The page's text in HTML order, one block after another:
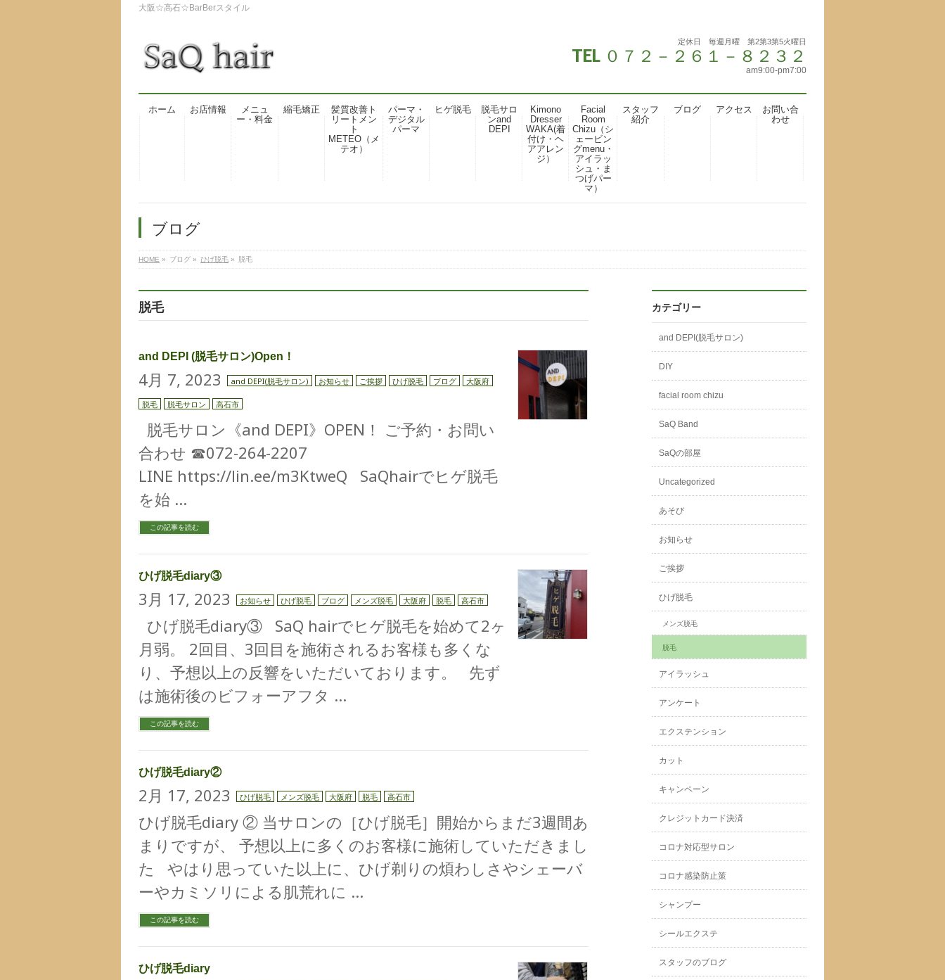
大阪☆高石☆BarBerスタイル
定休日 毎週月曜 第2第3第5火曜日
TEL ０７２－２６１－８２３２
am9:00-pm7:00
ホーム お店情報
メニュ
ー・料金
縮毛矯正
髪質改善ト
リートメン
ト
METEO（メ
テオ）
パーマ・
デジタル
パーマ
ヒゲ脱毛
脱毛サロ
ンand
DEPI
Kimono
Dresser
WAKA(着
付け・ヘ
アアレン
ジ）
Facial
Room
Chizu（シ
ェービン
グmenu・
アイラッ
シュ・ま
つげパー
マ）
スタッフ
紹介
ブログ アクセス
お問い合
わせ
ブログ
HOME » ブログ » ひげ脱毛 » 脱毛
脱毛
and DEPI (脱毛サロン)Open！
4月 7, 2023 and DEPI(脱毛サロン) お知らせ ご挨拶 ひげ脱毛 ブログ 大阪府
脱毛 脱毛サロン 高石市
脱毛サロン《and DEPI》OPEN！ ご予約・お問い
合わせ ☎︎072-264-2207
LINE https://lin.ee/m3KtweQ SaQhairでヒゲ脱毛
を始 …
この記事を読む
ひげ脱毛diary③
3月 17, 2023 お知らせ ひげ脱毛 ブログ メンズ脱毛 大阪府 脱毛 高石市
ひげ脱毛diary③ SaQ hairでヒゲ脱毛を始めて2ヶ
月弱。 2回目、3回目を施術されるお客様も多くな
り、予想以上の反響をいただいております。 先ず
は施術後のビフォーアフタ …
この記事を読む
ひげ脱毛diary②
2月 17, 2023 ひげ脱毛 メンズ脱毛 大阪府 脱毛 高石市
ひげ脱毛diary ② 当サロンの［ひげ脱毛］開始からまだ3週間あ
まりですが、 予想以上に多くのお客様に施術していただきまし
た やはり思っていた以上に、ひげ剃りの煩わしさやシェーバ
ーやカミソリによる肌荒れに …
この記事を読む
ひげ脱毛diary
カテゴリー
and DEPI(脱毛サロン)
DIY
facial room chizu
SaQ Band
SaQの部屋
Uncategorized
あそび
お知らせ
ご挨拶
ひげ脱毛
メンズ脱毛
脱毛
アイラッシュ
アンケート
エクステンション
カット
キャンペーン
クレジットカード決済
コロナ対応型サロン
コロナ感染防止策
シャンプー
シールエクステ
スタッフのブログ